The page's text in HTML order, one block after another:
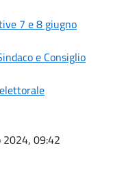
7 e 8 giugno
e Consiglio
2024, 09:42